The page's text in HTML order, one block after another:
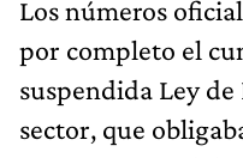
por completo el
suspendida Ley de
sector, que
una inversión del